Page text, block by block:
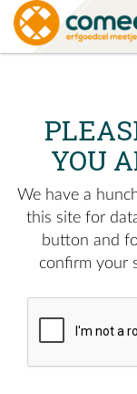
YOU
We have a
this site for
button and
confirm your